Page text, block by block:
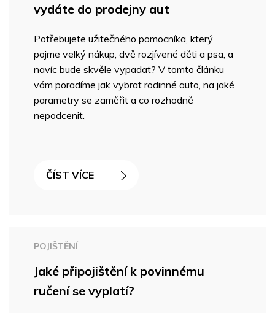
vydáte do prodejny aut
Potřebujete užitečného pomocníka, který
pojme velký nákup, dvě rozjívené děti a psa, a
navíc bude skvěle vypadat? V tomto článku
vám poradíme jak vybrat rodinné auto, na jaké
parametry se zaměřit a co rozhodně
nepodcenit.
ČÍST VÍCE
POJIŠTĚNÍ
Jaké připojištění k povinnému
ručení se vyplatí?